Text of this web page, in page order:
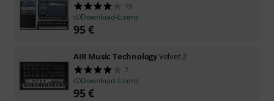
15
Download-Lizenz
95€
AIR Music TechnologyVelvet 2
7
Download-Lizenz
95€